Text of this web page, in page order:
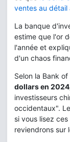
ventes au détail
La banque
estime que l'or
l'année et
d'un chaos
Selon la Bank
dollars en 2024
investisseurs
occidentaux".
si vous lisez
reviendrons sur